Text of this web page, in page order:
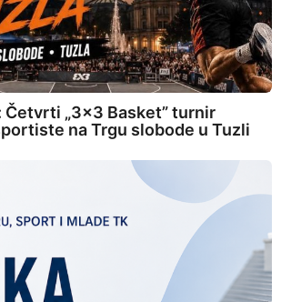
Četvrti „3×3 Basket” turnir
na Trgu slobode u Tuzli